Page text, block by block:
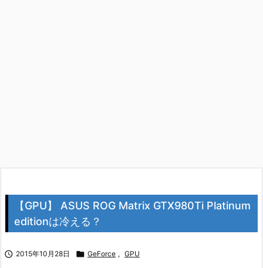
【GPU】 ASUS ROG Matrix GTX980Ti Platinum
editionは冷える？
 2015年10月28日  GeForce , GPU